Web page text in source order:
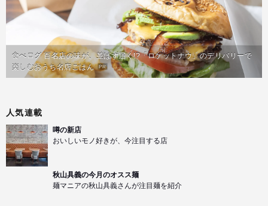
食べログ 百名店の味が、並ばず届く!?「ロケットナウ」のデリバリーで
楽しむおうち名店ごはん PR
人気連載
噂の新店
おいしいモノ好きが、今注目する店
秋山具義の今月のオスス麺
麺マニアの秋山具義さんが注目麺を紹介